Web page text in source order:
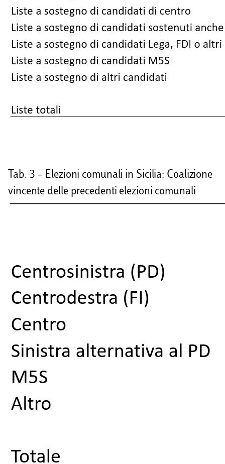
Tab. 3 – Elezioni comunali in Sicilia: Coalizione
vincente delle precedenti elezioni comunali